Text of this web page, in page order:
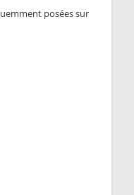
posées sur